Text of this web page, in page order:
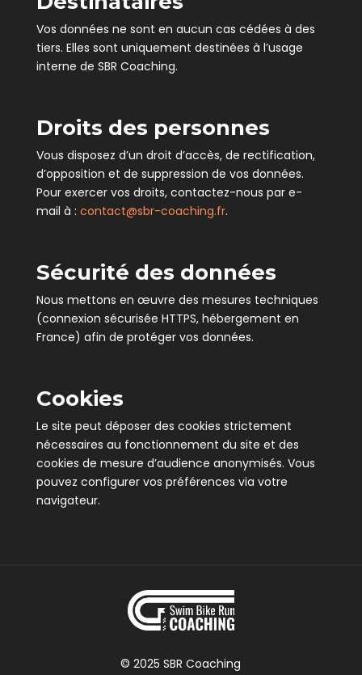
Vos données ne sont en aucun cas cédées à des
tiers. Elles sont uniquement destinées à l’usage
interne de SBR Coaching.
Droits des personnes
Vous disposez d’un droit d’accès, de rectification,
d’opposition et de suppression de vos données.
Pour exercer vos droits, contactez-nous par e-
mail à : contact@sbr-coaching.fr.
Sécurité des données
Nous mettons en œuvre des mesures techniques
(connexion sécurisée HTTPS, hébergement en
France) afin de protéger vos données.
Cookies
Le site peut déposer des cookies strictement
nécessaires au fonctionnement du site et des
cookies de mesure d’audience anonymisés. Vous
pouvez configurer vos préférences via votre
navigateur.
© 2025 SBR Coaching